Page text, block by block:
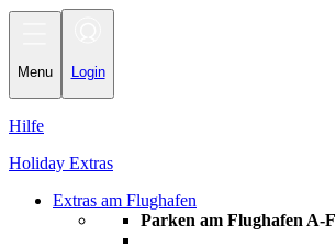
Menu Login
Hilfe
Holiday Extras
Extras am Flughafen
Parken am Flughafen A-F